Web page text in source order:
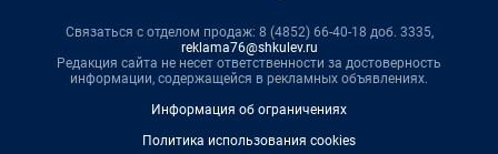
Связаться с отделом продаж: 8 (4852) 66-40-18 доб. 3335,
reklama76@shkulev.ru
Редакция сайта не несет ответственности за достоверность
информации, содержащейся в рекламных объявлениях.
Информация об ограничениях
Политика использования cookies